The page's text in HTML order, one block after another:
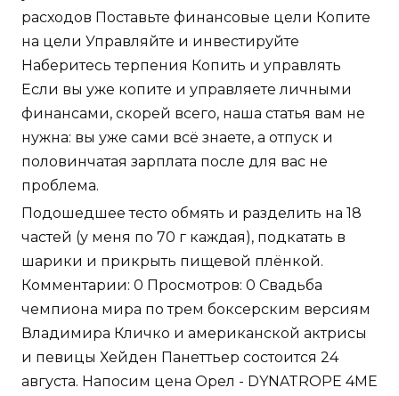
расходов Поставьте финансовые цели Копите
на цели Управляйте и инвестируйте
Наберитесь терпения Копить и управлять
Если вы уже копите и управляете личными
финансами, скорей всего, наша статья вам не
нужна: вы уже сами всё знаете, а отпуск и
половинчатая зарплата после для вас не
проблема.
Подошедшее тесто обмять и разделить на 18
частей (у меня по 70 г каждая), подкатать в
шарики и прикрыть пищевой плёнкой.
Комментарии: 0 Просмотров: 0 Свадьба
чемпиона мира по трем боксерским версиям
Владимира Кличко и американской актрисы
и певицы Хейден Панеттьер состоится 24
августа. Напосим цена Орел - DYNATROPE 4ME